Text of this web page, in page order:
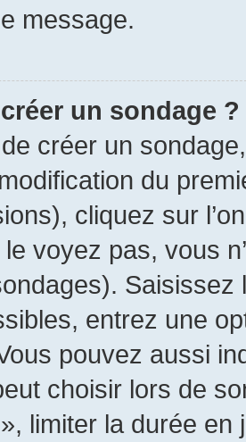
message.
un sondage ?
créer un
du
cliquez sur
voyez pas, vous
entrez une
pouvez aussi
choisir lors de
», limiter la durée